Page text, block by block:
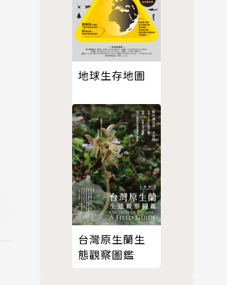
地球生存地圖
台灣原生蘭生
態觀察圖鑑